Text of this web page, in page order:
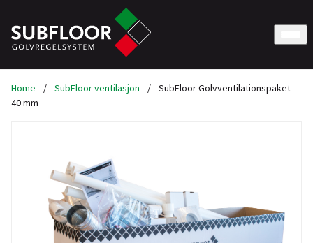
Home / SubFloor ventilasjon /
SubFloor Golvventilationspaket
40 mm